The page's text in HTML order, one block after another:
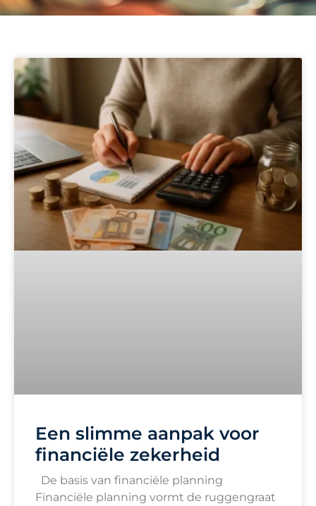
Een slimme aanpak voor
financiële zekerheid
De basis van financiële planning
Financiële planning vormt de ruggengraat